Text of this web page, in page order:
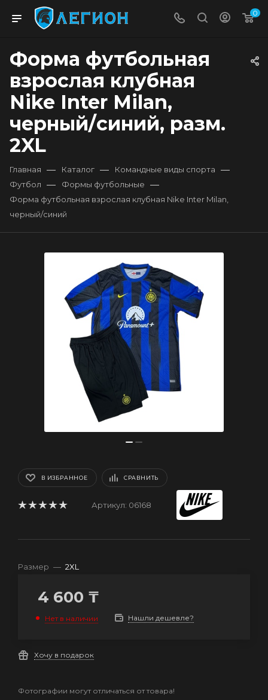
0
Форма футбольная
взрослая клубная
Nike Inter Milan,
черный/синий, разм.
2XL
Главная — Каталог — Командные виды спорта —
Футбол — Формы футбольные —
Форма футбольная взрослая клубная Nike Inter Milan,
черный/синий
В ИЗБРАННОЕ СРАВНИТЬ
Артикул: 06168
Размер — 2XL
4 600 ₸
Нет в наличии Нашли дешевле?
Хочу в подарок
Фотографии могут отличаться от товара!